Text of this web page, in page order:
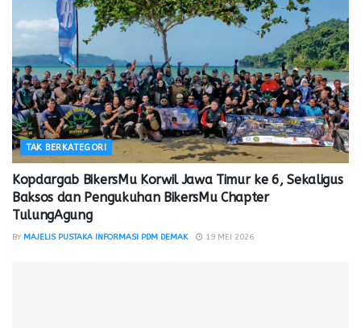
TAK BERKATEGORI
Kopdargab BikersMu Korwil Jawa Timur ke 6, Sekaligus
Baksos dan Pengukuhan BikersMu Chapter
TulungAgung
BY MAJELIS PUSTAKA INFORMASI PDM DEMAK 19 MEI 2026